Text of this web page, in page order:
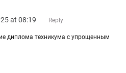
at 08:19 Reply
диплома техникума с упрощенным